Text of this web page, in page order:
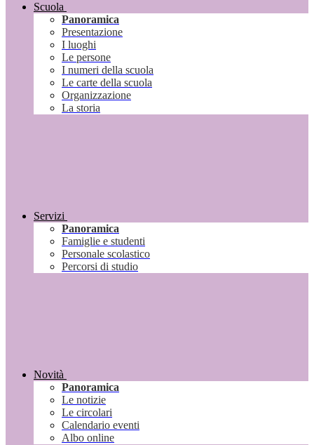
Scuola
Panoramica
Presentazione
I luoghi
Le persone
I numeri della scuola
Le carte della scuola
Organizzazione
La storia
Servizi
Panoramica
Famiglie e studenti
Personale scolastico
Percorsi di studio
Novità
Panoramica
Le notizie
Le circolari
Calendario eventi
Albo online